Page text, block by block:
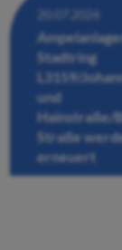
20.07.2026
Stadtring
L3159/
und
Hainstraße/
Straße
erneuert